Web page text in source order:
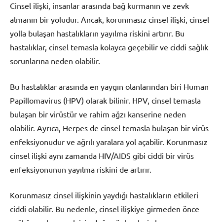
Cinsel ilişki, insanlar arasında bağ kurmanın ve zevk
almanın bir yoludur. Ancak, korunmasız cinsel ilişki, cinsel
yolla bulaşan hastalıkların yayılma riskini artırır. Bu
hastalıklar, cinsel temasla kolayca geçebilir ve ciddi sağlık
sorunlarına neden olabilir.
Bu hastalıklar arasında en yaygın olanlarından biri Human
Papillomavirus (HPV) olarak bilinir. HPV, cinsel temasla
bulaşan bir virüstür ve rahim ağzı kanserine neden
olabilir. Ayrıca, Herpes de cinsel temasla bulaşan bir virüs
enfeksiyonudur ve ağrılı yaralara yol açabilir. Korunmasız
cinsel ilişki aynı zamanda HIV/AIDS gibi ciddi bir virüs
enfeksiyonunun yayılma riskini de artırır.
Korunmasız cinsel ilişkinin yaydığı hastalıkların etkileri
ciddi olabilir. Bu nedenle, cinsel ilişkiye girmeden önce